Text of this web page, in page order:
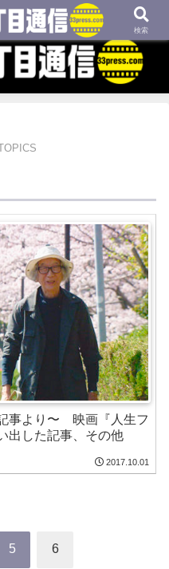
どについてのブログです
事より〜 映画『人生フ
出した記事、その他
2017.10.01
5 6
検索